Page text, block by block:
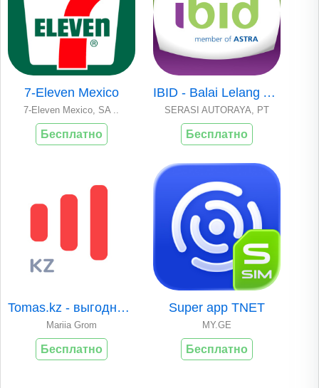
7-Eleven Mexico
7-Eleven Mexico, SA ..
Бесплатно
IBID - Balai Lelang Astra
SERASI AUTORAYA, PT
Бесплатно
Tomas.kz - выгодные покупки
Mariia Grom
Бесплатно
Super app TNET
MY.GE
Бесплатно